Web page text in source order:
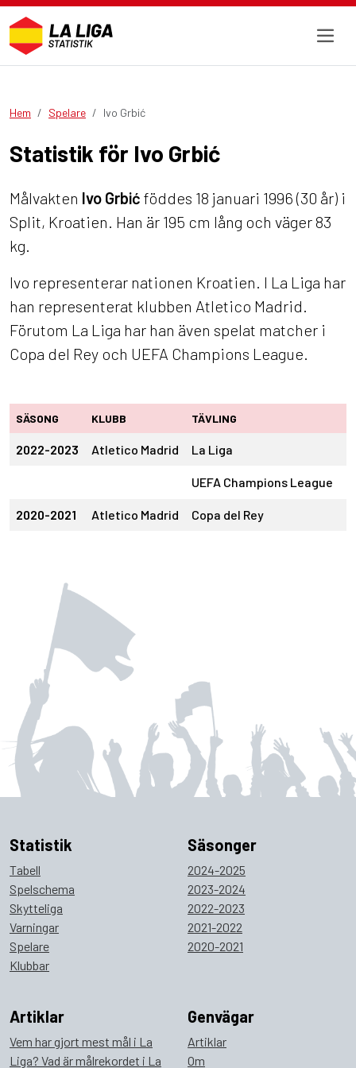
Hem Spelare Ivo Grbić
Statistik för Ivo Grbić
Målvakten Ivo Grbić föddes 18 januari 1996 (30 år) i
Split, Kroatien. Han är 195 cm lång och väger 83
kg.
Ivo representerar nationen Kroatien. I La Liga har
han representerat klubben Atletico Madrid.
Förutom La Liga har han även spelat matcher i
Copa del Rey och UEFA Champions League.
SÄSONG KLUBB TÄVLING
2022-2023 Atletico Madrid La Liga
UEFA Champions League
2020-2021 Atletico Madrid Copa del Rey
Statistik
Tabell
Spelschema
Skytteliga
Varningar
Spelare
Klubbar
Säsonger
2024-2025
2023-2024
2022-2023
2021-2022
2020-2021
Artiklar
Vem har gjort mest mål i La
Liga? Vad är målrekordet i La
Genvägar
Artiklar
Om